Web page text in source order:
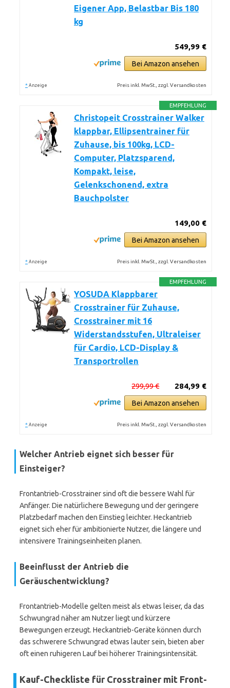
Eigener App, Belastbar Bis 180
kg
549,99 €
Bei Amazon ansehen
* Anzeige Preis inkl. MwSt., zzgl. Versandkosten
EMPFEHLUNG
Christopeit Crosstrainer Walker
klappbar, Ellipsentrainer für
Zuhause, bis 100kg, LCD-
Computer, Platzsparend,
Kompakt, leise,
Gelenkschonend, extra
Bauchpolster
149,00 €
Bei Amazon ansehen
* Anzeige Preis inkl. MwSt., zzgl. Versandkosten
EMPFEHLUNG
YOSUDA ​​Klappbarer
Crosstrainer für Zuhause,
Crosstrainer mit 16
Widerstandsstufen, Ultraleiser
für Cardio, LCD-Display &
Transportrollen
284,99 €
299,99 €
Bei Amazon ansehen
* Anzeige Preis inkl. MwSt., zzgl. Versandkosten
Welcher Antrieb eignet sich besser für
Einsteiger?
Frontantrieb-Crosstrainer sind oft die bessere Wahl für
Anfänger. Die natürlichere Bewegung und der geringere
Platzbedarf machen den Einstieg leichter. Heckantrieb
eignet sich eher für ambitionierte Nutzer, die längere und
intensivere Trainingseinheiten planen.
Beeinflusst der Antrieb die
Geräuschentwicklung?
Frontantrieb-Modelle gelten meist als etwas leiser, da das
Schwungrad näher am Nutzer liegt und kürzere
Bewegungen erzeugt. Heckantrieb-Geräte können durch
das schwerere Schwungrad etwas lauter sein, bieten aber
oft einen ruhigeren Lauf bei höherer Trainingsintensität.
Kauf-Checkliste für Crosstrainer mit Front-